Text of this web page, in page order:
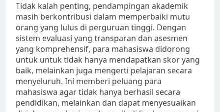
Tidak kalah penting, pendampingan akademik
masih berkontribusi dalam memperbaiki mutu
orang yang lulus di perguruan tinggi. Dengan
sistem evaluasi yang transparan dan asesmen
yang komprehensif, para mahasiswa didorong
untuk untuk tidak hanya mendapatkan skor yang
baik, melainkan juga mengerti pelajaran secara
menyeluruh. Ini memberi peluang para
mahasiswa agar tidak hanya berhasil secara
pendidikan, melainkan dan dapat menyesuaikan